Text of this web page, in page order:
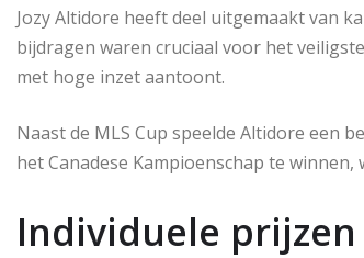
Jozy Altidore heeft deel uitgemaakt van
bijdragen waren cruciaal voor het
met hoge inzet aantoont.
Naast de MLS Cup speelde Altidore een
het Canadese Kampioenschap te
Individuele